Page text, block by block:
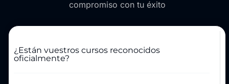
compromiso con tu éxito
¿Están vuestros cursos reconocidos
oficialmente?